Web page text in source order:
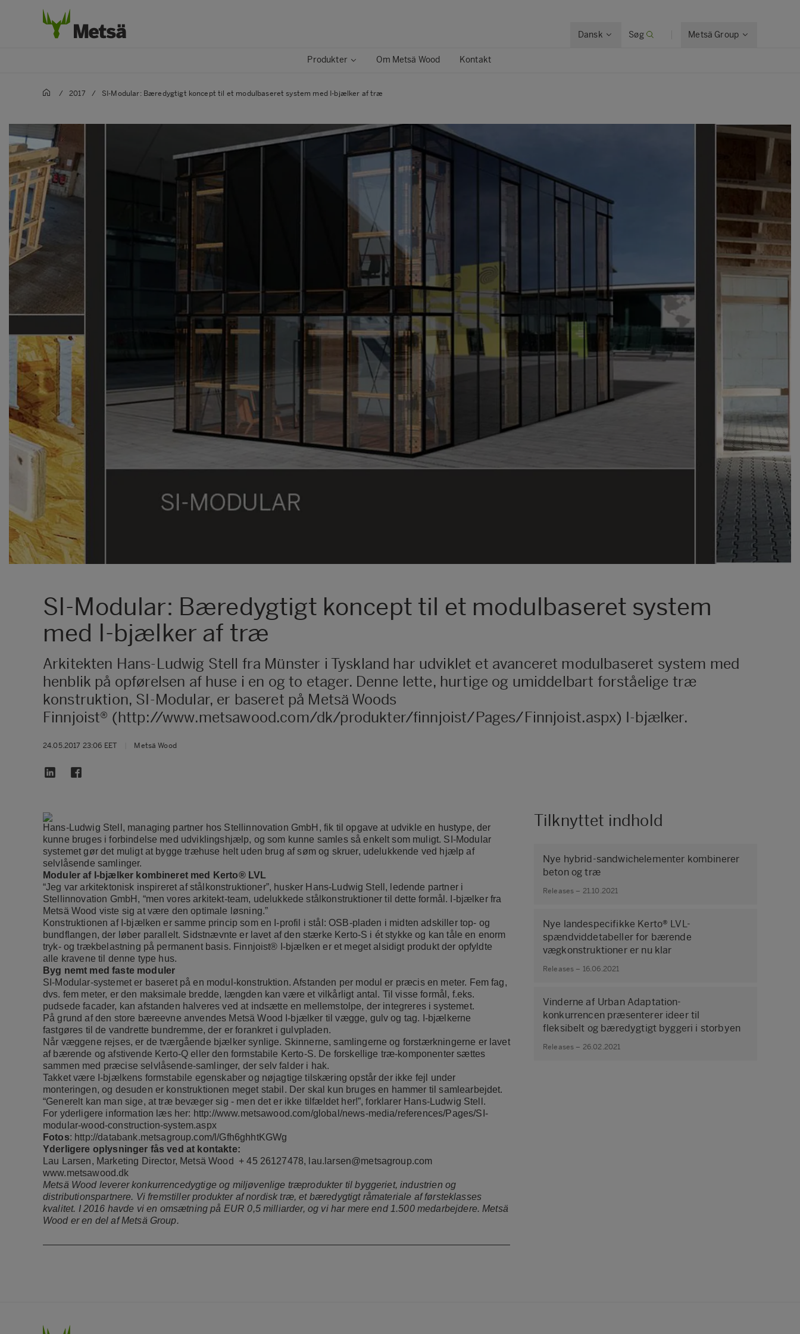
Dansk Søg Metsä Group
Produkter Om Metsä Wood Kontakt
/ 2017 / SI-Modular: Bæredygtigt koncept til et modulbaseret system med I-bjælker af træ
SI-Modular: Bæredygtigt koncept til et modulbaseret system
med I-bjælker af træ
Arkitekten Hans-Ludwig Stell fra Münster i Tyskland har udviklet et avanceret modulbaseret system med
henblik på opførelsen af huse i en og to etager. Denne lette, hurtige og umiddelbart forståelige træ
konstruktion, SI-Modular, er baseret på Metsä Woods
Finnjoist® (http://www.metsawood.com/dk/produkter/finnjoist/Pages/Finnjoist.aspx) I-bjælker.
24.05.2017 23:06 EET Metsä Wood
Hans-Ludwig Stell, managing partner hos Stellinnovation GmbH, fik til opgave at udvikle en hustype, der
kunne bruges i forbindelse med udviklingshjælp, og som kunne samles så enkelt som muligt. SI-Modular
systemet gør det muligt at bygge træhuse helt uden brug af søm og skruer, udelukkende ved hjælp af
selvlåsende samlinger.
Moduler af I-bjælker kombineret med Kerto® LVL
“Jeg var arkitektonisk inspireret af stålkonstruktioner”, husker Hans-Ludwig Stell, ledende partner i
Stellinnovation GmbH, “men vores arkitekt-team, udelukkede stålkonstruktioner til dette formål. I-bjælker fra
Metsä Wood viste sig at være den optimale løsning.”
Konstruktionen af I-bjælken er samme princip som en I-profil i stål: OSB-pladen i midten adskiller top- og
bundflangen, der løber parallelt. Sidstnævnte er lavet af den stærke Kerto-S i ét stykke og kan tåle en enorm
tryk- og trækbelastning på permanent basis. Finnjoist® I-bjælken er et meget alsidigt produkt der opfyldte
alle kravene til denne type hus.
Byg nemt med faste moduler
SI-Modular-systemet er baseret på en modul-konstruktion. Afstanden per modul er præcis en meter. Fem fag,
dvs. fem meter, er den maksimale bredde, længden kan være et vilkårligt antal. Til visse formål, f.eks.
pudsede facader, kan afstanden halveres ved at indsætte en mellemstolpe, der integreres i systemet.
På grund af den store bæreevne anvendes Metsä Wood I-bjælker til vægge, gulv og tag. I-bjælkerne
fastgøres til de vandrette bundremme, der er forankret i gulvpladen.
Når væggene rejses, er de tværgående bjælker synlige. Skinnerne, samlingerne og forstærkningerne er lavet
af bærende og afstivende Kerto-Q eller den formstabile Kerto-S. De forskellige træ-komponenter sættes
sammen med præcise selvlåsende-samlinger, der selv falder i hak.
Takket være I-bjælkens formstabile egenskaber og nøjagtige tilskæring opstår der ikke fejl under
monteringen, og desuden er konstruktionen meget stabil. Der skal kun bruges en hammer til samlearbejdet.
“Generelt kan man sige, at træ bevæger sig - men det er ikke tilfældet her!”, forklarer Hans-Ludwig Stell.
For yderligere information læs her: http://www.metsawood.com/global/news-media/references/Pages/SI-
modular-wood-construction-system.aspx
Fotos: http://databank.metsagroup.com/l/Gfh6ghhtKGWg
Yderligere oplysninger fås ved at kontakte:
Lau Larsen, Marketing Director, Metsä Wood + 45 26127478, lau.larsen@metsagroup.com
www.metsawood.dk
Metsä Wood leverer konkurrencedygtige og miljøvenlige træprodukter til byggeriet, industrien og
distributionspartnere. Vi fremstiller produkter af nordisk træ, et bæredygtigt råmateriale af førsteklasses
kvalitet. I 2016 havde vi en omsætning på EUR 0,5 milliarder, og vi har mere end 1.500 medarbejdere. Metsä
Wood er en del af Metsä Group.
Tilknyttet indhold
Nye hybrid-sandwichelementer kombinerer
beton og træ
Releases – 21.10.2021
Nye landespecifikke Kerto® LVL-
spændviddetabeller for bærende
vægkonstruktioner er nu klar
Releases – 16.06.2021
Vinderne af Urban Adaptation-
konkurrencen præsenterer ideer til
fleksibelt og bæredygtigt byggeri i storbyen
Releases – 26.02.2021